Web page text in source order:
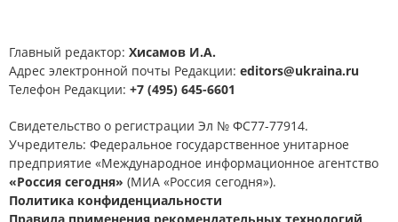
Главный редактор: Хисамов И.А.
Адрес электронной почты Редакции: editors@ukraina.ru
Телефон Редакции: +7 (495) 645-6601
Свидетельство о регистрации Эл № ФС77-77914.
Учредитель: Федеральное государственное унитарное
предприятие «Международное информационное агентство
«Россия сегодня» (МИА «Россия сегодня»).
Политика конфиденциальности
Правила применения рекомендательных технологий